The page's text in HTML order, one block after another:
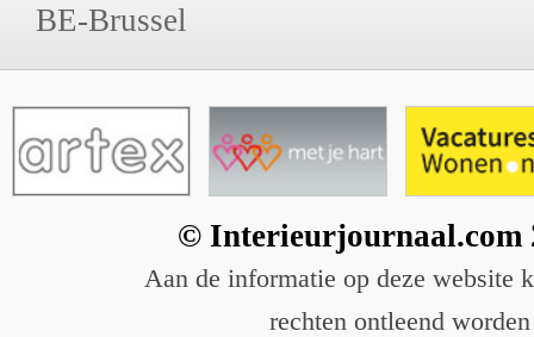
BE-Brussel
© Interieurjournaal.com
Aan de informatie op deze website
rechten ontleend worden